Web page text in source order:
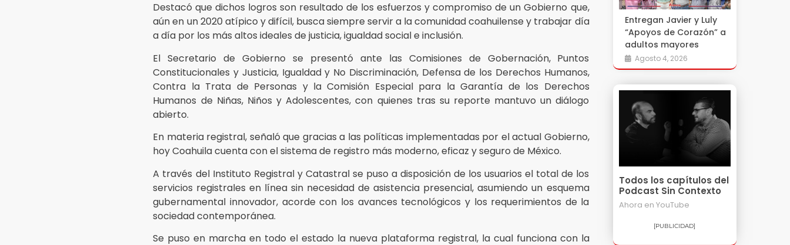
Destacó que dichos logros son resultado de los esfuerzos y compromiso de un Gobierno que,
aún en un 2020 atípico y difícil, busca siempre servir a la comunidad coahuilense y trabajar día
a día por los más altos ideales de justicia, igualdad social e inclusión.
El Secretario de Gobierno se presentó ante las Comisiones de Gobernación, Puntos
Constitucionales y Justicia, Igualdad y No Discriminación, Defensa de los Derechos Humanos,
Contra la Trata de Personas y la Comisión Especial para la Garantía de los Derechos
Humanos de Niñas, Niños y Adolescentes, con quienes tras su reporte mantuvo un diálogo
abierto.
En materia registral, señaló que gracias a las políticas implementadas por el actual Gobierno,
hoy Coahuila cuenta con el sistema de registro más moderno, eficaz y seguro de México.
A través del Instituto Registral y Catastral se puso a disposición de los usuarios el total de los
servicios registrales en línea sin necesidad de asistencia presencial, asumiendo un esquema
gubernamental innovador, acorde con los avances tecnológicos y los requerimientos de la
sociedad contemporánea.
Se puso en marcha en todo el estado la nueva plataforma registral, la cual funciona con la
Entregan Javier y Luly
“Apoyos de Corazón” a
adultos mayores
Agosto 4, 2026
Todos los capítulos del
Podcast Sin Contexto
Ahora en YouTube
[PUBLICIDAD]